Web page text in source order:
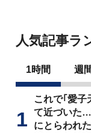
人気記事ラ
1時間 週
これで｢愛子
て近づいた
にとらわれ